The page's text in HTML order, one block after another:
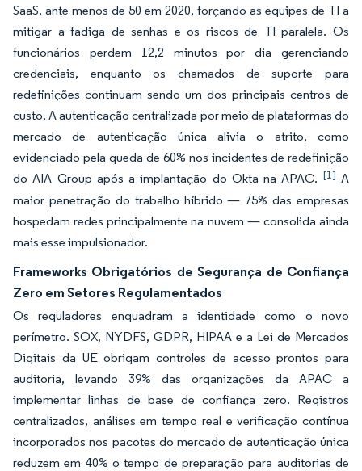
SaaS, ante menos de 50 em 2020, forçando as equipes de TI a
mitigar a fadiga de senhas e os riscos de TI paralela. Os
funcionários perdem 12,2 minutos por dia gerenciando
credenciais, enquanto os chamados de suporte para
redefinições continuam sendo um dos principais centros de
custo. A autenticação centralizada por meio de plataformas do
mercado de autenticação única alivia o atrito, como
evidenciado pela queda de 60% nos incidentes de redefinição
do AIA Group após a implantação do Okta na APAC. [1] A
maior penetração do trabalho híbrido — 75% das empresas
hospedam redes principalmente na nuvem — consolida ainda
mais esse impulsionador.
Frameworks Obrigatórios de Segurança de Confiança
Zero em Setores Regulamentados
Os reguladores enquadram a identidade como o novo
perímetro. SOX, NYDFS, GDPR, HIPAA e a Lei de Mercados
Digitais da UE obrigam controles de acesso prontos para
auditoria, levando 39% das organizações da APAC a
implementar linhas de base de confiança zero. Registros
centralizados, análises em tempo real e verificação contínua
incorporados nos pacotes do mercado de autenticação única
reduzem em 40% o tempo de preparação para auditorias de